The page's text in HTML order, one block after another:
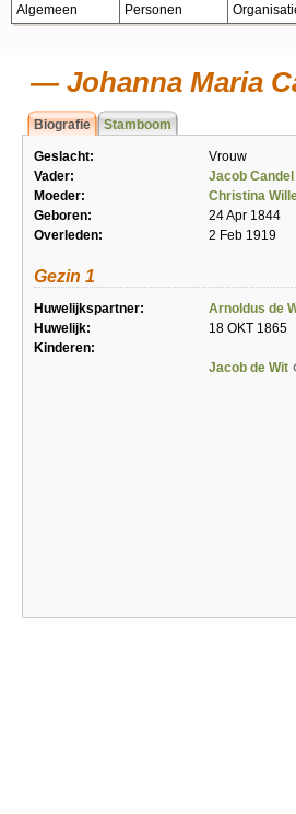
Algemeen Personen
Johanna Maria
Biografie Stamboom
Geslacht:
Vrouw
Vader:
Jacob Candel
Moeder:
Christina
Geboren:
24 Apr 1844
Overleden:
2 Feb 1919
Gezin 1
Huwelijkspartner: Arnoldus de
Huwelijk:
18 OKT 1865
Kinderen:
Jacob de Wit